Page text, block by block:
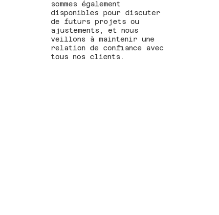
sommes également
disponibles pour discuter
de futurs projets ou
ajustements, et nous
veillons à maintenir une
relation de confiance avec
tous nos clients.